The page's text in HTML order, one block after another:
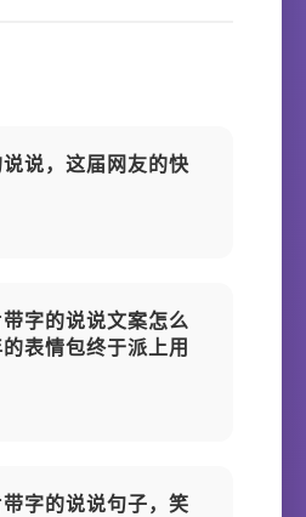
说，这届网友的快
字的说说文案怎么
表情包终于派上用
字的说说句子，笑